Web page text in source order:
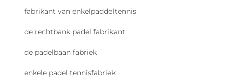
fabrikant van enkelpaddeltennis
de rechtbank padel fabrikant
de padelbaan fabriek
enkele padel tennisfabriek